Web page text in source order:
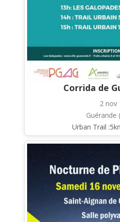
Corrida de
2 nov
Guérande
Urban Trail